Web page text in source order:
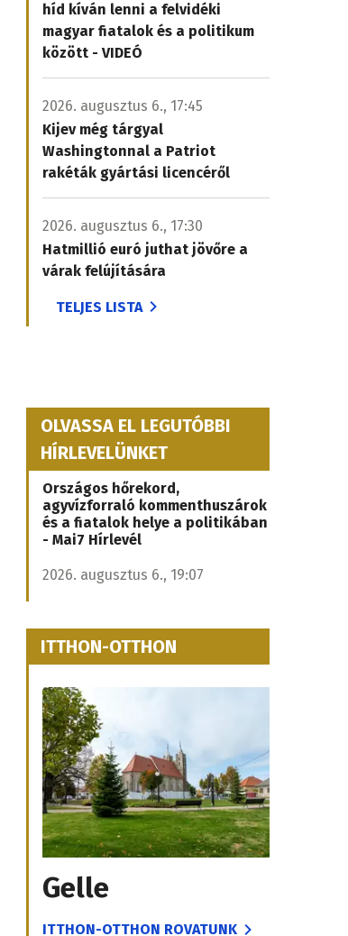
híd kíván lenni a felvidéki
magyar fiatalok és a politikum
között - VIDEÓ
2026. augusztus 6., 17:45
Kijev még tárgyal
Washingtonnal a Patriot
rakéták gyártási licencéről
2026. augusztus 6., 17:30
Hatmillió euró juthat jövőre a
várak felújítására
TELJES LISTA
OLVASSA EL LEGUTÓBBI
HÍRLEVELÜNKET
Országos hőrekord,
agyvízforraló kommenthuszárok
és a fiatalok helye a politikában
- Mai7 Hírlevél
2026. augusztus 6., 19:07
ITTHON-OTTHON
Gelle
ITTHON-OTTHON ROVATUNK